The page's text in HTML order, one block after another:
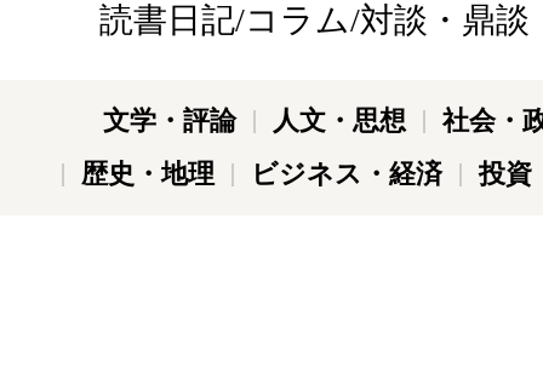
読書日記/コラム/対談・鼎談
文学・評論 人文・思想
社会・
歴史・地理
ビジネス・経済 投資